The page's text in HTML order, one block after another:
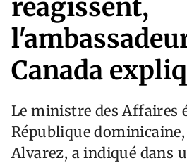
réagissent,
Canada
Le ministre des Affaires
République
Alvarez, a indiqué dans